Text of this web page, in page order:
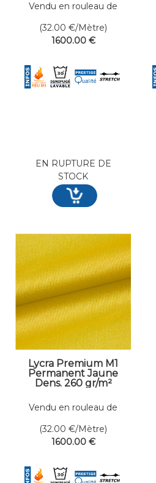
Vendu en rouleau de
(32.00 €/Mètre)
1600.00 €
EN RUPTURE DE
STOCK
Lycra Premium M1
Permanent Jaune
Dens. 260 gr/m²
Vendu en rouleau de
(32.00 €/Mètre)
1600.00 €